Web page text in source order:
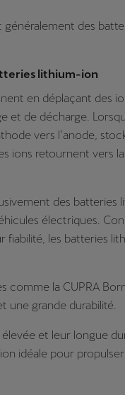
des
lithium-ion
en déplaçant des
et de décharge.
vers l’anode,
ions retournent vers
des batteries
électriques.
les batteries
comme la CUPRA
une grande durabilité.
et leur longue
idéale pour